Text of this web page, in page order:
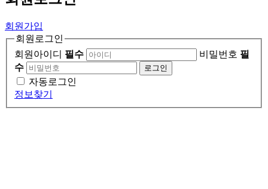
회원가입
회원로그인
회원아이디 필수 비밀번호 필
수
로그인
자동로그인
정보찾기